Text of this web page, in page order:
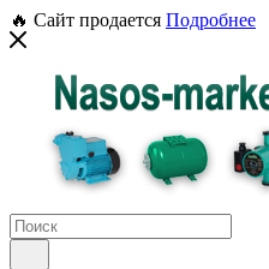
🔥 Сайт продается Подробнее